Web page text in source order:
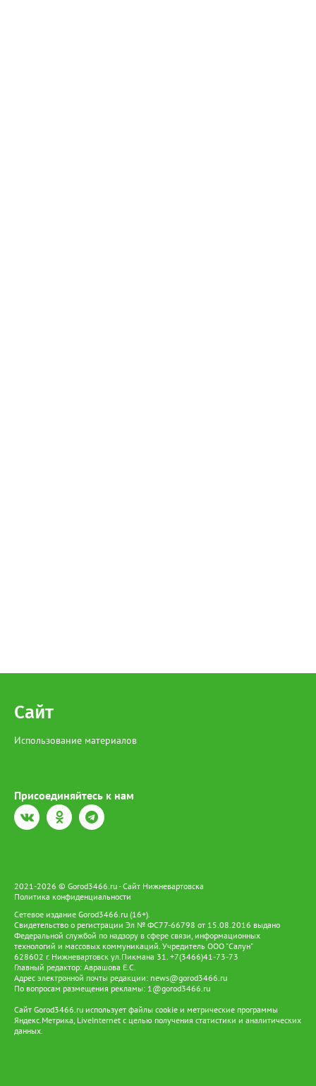
Сайт
Использование материалов
Присоединяйтесь к нам
2021-2026 © Gorod3466.ru - Сайт Нижневартовска
Политика конфиденциальности
Сетевое издание Gorod3466.ru (16+).
Свидетельство о регистрации Эл № ФС77-66798 от 15.08.2016 выдано
Федеральной службой по надзору в сфере связи, информационных
технологий и массовых коммуникаций. Учредитель ООО "Салун"
628602 г. Нижневартовск ул.Пикмана 31. +7(3466)41-73-73
Главный редактор: Аврашова Е.С.
Адрес электронной почты редакции: news@gorod3466.ru
По вопросам размещения рекламы: 1@gorod3466.ru
Сайт Gorod3466.ru использует файлы cookie и метрические программы
Яндекс.Метрика, LiveInternet с целью получения статистики и аналитических
данных.